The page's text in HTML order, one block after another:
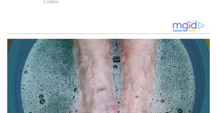
1 view